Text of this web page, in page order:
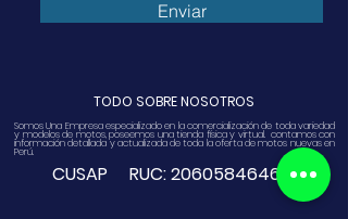
Enviar
TODO SOBRE NOSOTROS
Somos Una Empresa especializado en la comercialización de toda variedad
y modelos de motos, poseemos una tienda física y virtual. contamos con
información detallada y actualizada de toda la oferta de motos nuevas en
Perú.
CUSAP RUC:20605846468